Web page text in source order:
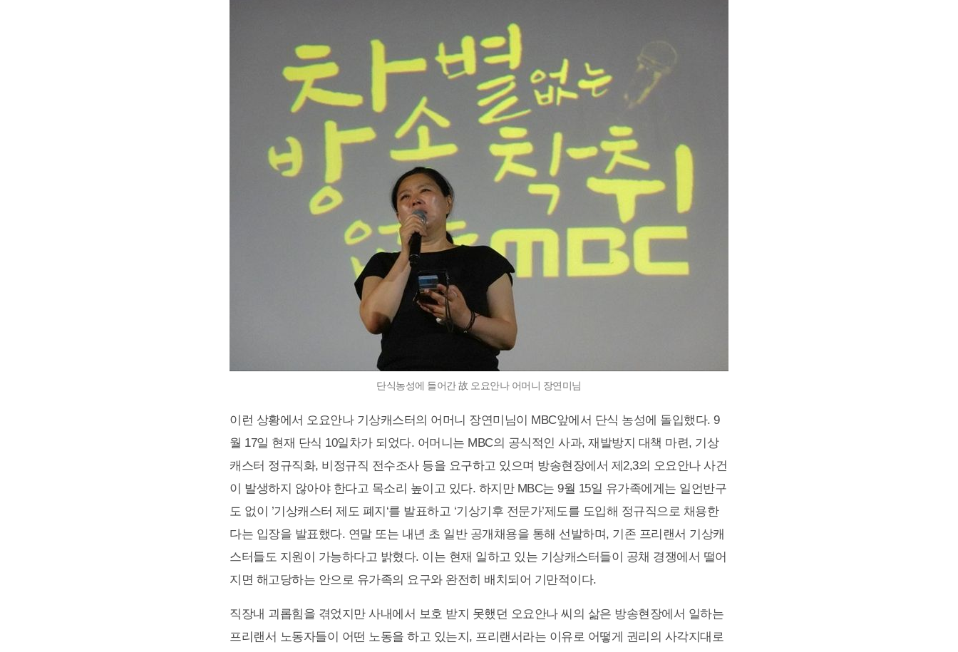
단식농성에 들어간 故 오요안나 어머니 장연미님
이런 상황에서 오요안나 기상캐스터의 어머니 장연미님이 MBC앞에서 단식 농성에 돌입했다. 9
월 17일 현재 단식 10일차가 되었다. 어머니는 MBC의 공식적인 사과, 재발방지 대책 마련, 기상
캐스터 정규직화, 비정규직 전수조사 등을 요구하고 있으며 방송현장에서 제2,3의 오요안나 사건
이 발생하지 않아야 한다고 목소리 높이고 있다. 하지만 MBC는 9월 15일 유가족에게는 일언반구
도 없이 ’기상캐스터 제도 폐지‘를 발표하고 ‘기상기후 전문가’제도를 도입해 정규직으로 채용한
다는 입장을 발표했다. 연말 또는 내년 초 일반 공개채용을 통해 선발하며, 기존 프리랜서 기상캐
스터들도 지원이 가능하다고 밝혔다. 이는 현재 일하고 있는 기상캐스터들이 공채 경쟁에서 떨어
지면 해고당하는 안으로 유가족의 요구와 완전히 배치되어 기만적이다.
직장내 괴롭힘을 겪었지만 사내에서 보호 받지 못했던 오요안나 씨의 삶은 방송현장에서 일하는
프리랜서 노동자들이 어떤 노동을 하고 있는지, 프리랜서라는 이유로 어떻게 권리의 사각지대로